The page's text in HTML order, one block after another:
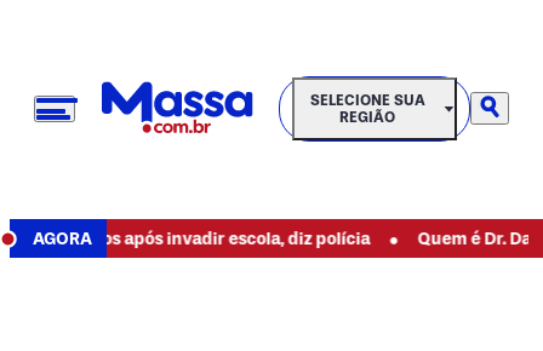
SELECIONE SUA REGIÃO
SELECIONE SUA
REGIÃO
AGORAapós invadir escola, diz polícia • Quem é Dr. Daniel,